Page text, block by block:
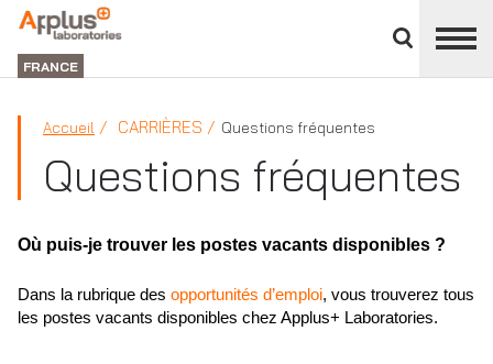
Fermer
panneau
DIVISION
LABORATORIES
FRANCE
Accueil CARRIÈRES Questions fréquentes
Questions fréquentes
Où puis-je trouver les postes vacants disponibles ?
Dans la rubrique des opportunités d’emploi, vous trouverez tous
les postes vacants disponibles chez Applus+ Laboratories.